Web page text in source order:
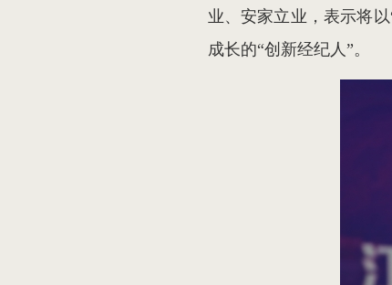
业、安家立业，表示将
成长的“创新经纪人”。